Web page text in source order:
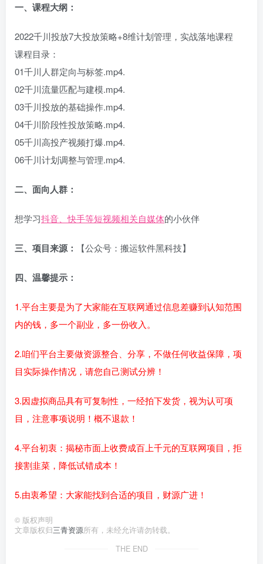
一、课程大纲：
2022千川投放7大投放策略+8维计划管理，实战落地课程
课程目录：
01千川人群定向与标签.mp4.
02千川流量匹配与建模.mp4.
03千川投放的基础操作.mp4.
04千川阶段性投放策略.mp4.
05千川高投产视频打爆.mp4.
06千川计划调整与管理.mp4.
二、面向人群：
想学习抖音、快手等短视频相关自媒体的小伙伴
三、项目来源： 【公众号：搬运软件黑科技】
四、温馨提示：
1.平台主要是为了大家能在互联网通过信息差赚到认知范围
内的钱，多一个副业，多一份收入。
2.咱们平台主要做资源整合、分享，不做任何收益保障，项
目实际操作情况，请您自己测试分辨！
3.因虚拟商品具有可复制性，一经拍下发货，视为认可项
目，注意事项说明！概不退款！
4.平台初衷：揭秘市面上收费成百上千元的互联网项目，拒
接割韭菜，降低试错成本！
5.由衷希望：大家能找到合适的项目，财源广进！
© 版权声明
文章版权归三青资源所有，未经允许请勿转载。
THE END